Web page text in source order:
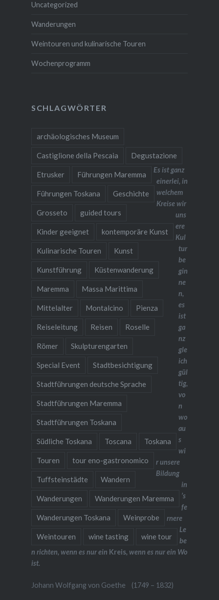
Uncategorized
Wanderungen
Weintouren und kulinarische Touren
Wochenprogramm
SCHLAGWÖRTER
archäologisches Museum
Castiglione della Pescaia Degustazione
Etrusker Führungen Maremma
Führungen Toskana Geschichte
Grosseto guided tours
Kinder geeignet kontemporäre Kunst
Kulinarische Touren Kunst
Kunstführung Küstenwanderung
Maremma Massa Marittima
Mittelalter Montalcino Pienza
Reiseleitung Reisen Roselle
Römer Skulpturengarten
Special Event Stadtbesichtigung
Stadtführungen deutsche Sprache
Stadtführungen Maremma
Stadtführungen Toskana
Südliche Toskana Toscana Toskana
Touren tour eno-gastronomico
Tuffsteinstädte Wandern
Wanderungen Wanderungen Maremma
Wanderungen Toskana Weinprobe
Weintouren wine tasting wine tour
Es ist ganz
einerlei, in
welchem
Kreise wir
uns
ere
Kul
tur
be
gin
ne
n,
es
ist
ga
nz
gle
ich
gül
tig,
vo
n
wo
au
s
wi
r unsere
Bildung
in
’s
fe
rnere
Le
be
n richten, wenn es nur ein Kreis, wenn es nur ein Wo
ist.
Johann Wolfgang von Goethe (1749 – 1832)